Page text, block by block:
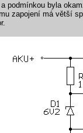
podmínkou byla
zapojení má větší